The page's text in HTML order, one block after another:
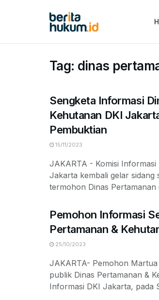
Tag: dinas
Sengketa Informasi
Kehutanan DKI
Pembuktian
15/11/2023
JAKARTA - Komisi
Jakarta kembali gelar sidang
termohon Dinas Pertamanan
Pemohon Informasi
Pertamanan &
25/10/2023
JAKARTA- Pemohon
publik Dinas Pertamanan &
Informasi DKI Jakarta, pada